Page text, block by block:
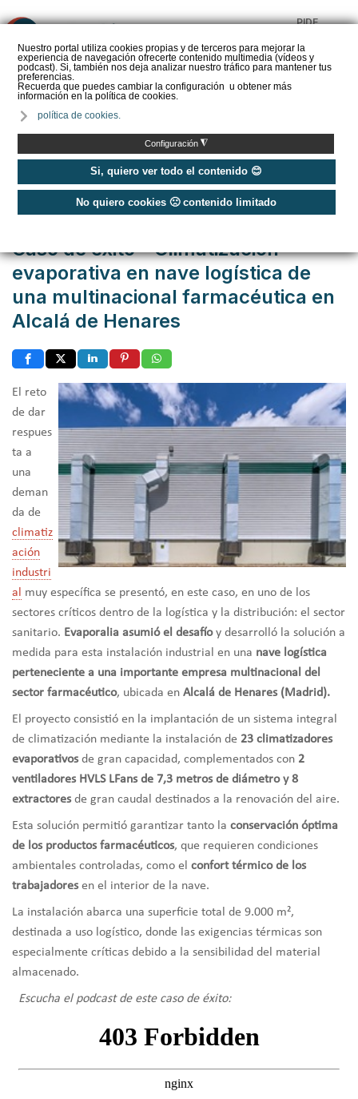
Nuestro portal utiliza cookies propias y de terceros para mejorar la
experiencia de navegación ofrecerte contenido multimedia (vídeos y
podcast). Si, también nos deja analizar nuestro tráfico para mantener tus
preferencias.
Recuerda que puedes cambiar la configuración u obtener más
información en la política de cookies.
política de cookies.
Configuración ◮
Si, quiero ver todo el contenido 😊
No quiero cookies 🙁 contenido limitado
PIDE
CALORYFRIO
Inicio
Caso de éxito - Climatización evaporativa en nave logística de una
multinacional farmacéutica en Alcalá de Henares
Publicado: Martes, 31 Marzo 2026 10:00
Caso de éxito - Climatización
evaporativa en nave logística de
una multinacional farmacéutica en
Alcalá de Henares
El reto
de dar
respues
ta a
una
deman
da de
climatiz
ación
industri
al
muy específica se presentó, en este caso, en uno de los
sectores críticos dentro de la logística y la distribución: el sector
sanitario. Evaporalia asumió el desafíoy desarrolló la solución a
medida para esta instalación industrial en una nave logística
perteneciente a una importante empresa multinacional del
sector farmacéutico, ubicada en Alcalá de Henares (Madrid).
El proyecto consistió en la implantación de un sistema integral
de climatización mediante la instalación de 23 climatizadores
evaporativosde gran capacidad, complementados con 2
ventiladores HVLS LFans de 7,3 metros de diámetro y 8
extractoresde gran caudal destinados a la renovación del aire.
Esta solución permitió garantizar tanto la conservación óptima
de los productos farmacéuticos, que requieren condiciones
ambientales controladas, como el confort térmico de los
trabajadoresen el interior de la nave.
La instalación abarca una superficie total de 9.000 m²,
destinada a uso logístico, donde las exigencias térmicas son
especialmente críticas debido a la sensibilidad del material
almacenado.
Escucha el podcast de este caso de éxito: